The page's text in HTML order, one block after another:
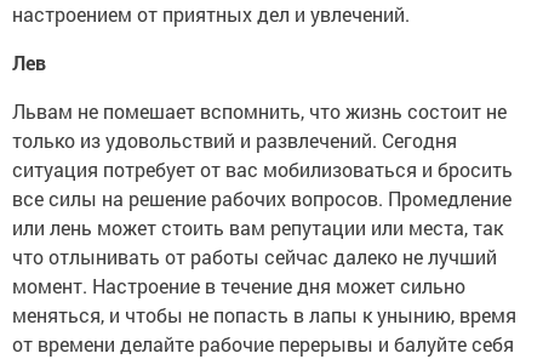
настроением от приятных дел и увлечений.
Лев
Львам не помешает вспомнить, что жизнь состоит не
только из удовольствий и развлечений. Сегодня
ситуация потребует от вас мобилизоваться и бросить
все силы на решение рабочих вопросов. Промедление
или лень может стоить вам репутации или места, так
что отлынивать от работы сейчас далеко не лучший
момент. Настроение в течение дня может сильно
меняться, и чтобы не попасть в лапы к унынию, время
от времени делайте рабочие перерывы и балуйте себя